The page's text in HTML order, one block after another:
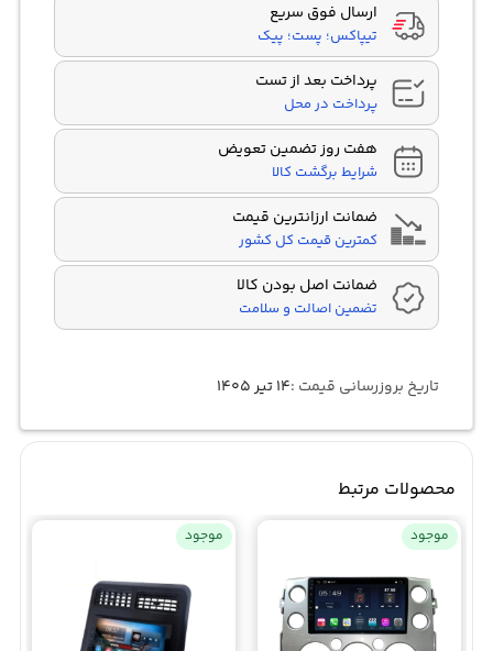
ارسال فوق سریع
تیپاکس؛ پست؛ پیک
پرداخت بعد از تست
پرداخت در محل
هفت روز تضمین تعویض
شرایط برگشت کالا
ضمانت ارزانترین قیمت
کمترین قیمت کل کشور
ضمانت اصل بودن کالا
تضمین اصالت و سلامت
تاریخ بروزرسانی قیمت :۱۴ تیر ۱۴۰۵
محصولات مرتبط
موجود موجود